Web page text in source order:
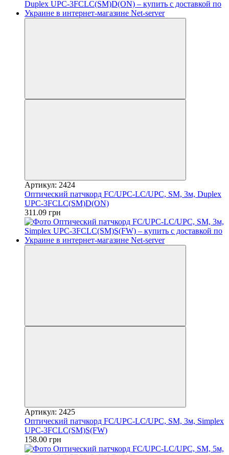
Артикул: 2424
Оптический патчкорд FC/UPC-LC/UPC, SM, 3м, Duplex
UPC-3FCLC(SM)D(ON)
311.09 грн
Артикул: 2425
Оптический патчкорд FC/UPC-LC/UPC, SM, 3м, Simplex
UPC-3FCLC(SM)S(FW)
158.00 грн